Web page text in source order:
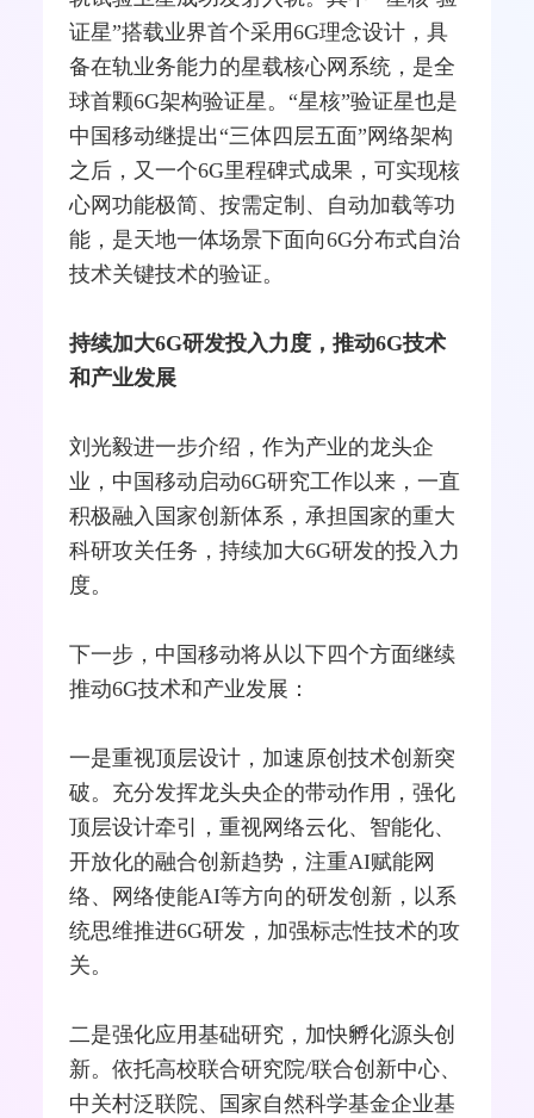
证星”搭载业界首个采用6G理念设计，具
备在轨业务能力的星载核心网系统，是全
球首颗6G架构验证星。“星核”验证星也是
中国移动继提出“三体四层五面”网络架构
之后，又一个6G里程碑式成果，可实现核
心网功能极简、按需定制、自动加载等功
能，是天地一体场景下面向6G分布式自治
技术关键技术的验证。
持续加大6G研发投入力度，推动6G技术
和产业发展
刘光毅进一步介绍，作为产业的龙头企
业，中国移动启动6G研究工作以来，一直
积极融入国家创新体系，承担国家的重大
科研攻关任务，持续加大6G研发的投入力
度。
下一步，中国移动将从以下四个方面继续
推动6G技术和产业发展：
一是重视顶层设计，加速原创技术创新突
破。充分发挥龙头央企的带动作用，强化
顶层设计牵引，重视网络云化、智能化、
开放化的融合创新趋势，注重AI赋能网
络、网络使能AI等方向的研发创新，以系
统思维推进6G研发，加强标志性技术的攻
关。
二是强化应用基础研究，加快孵化源头创
新。依托高校联合研究院/联合创新中心、
中关村泛联院、国家自然科学基金企业基